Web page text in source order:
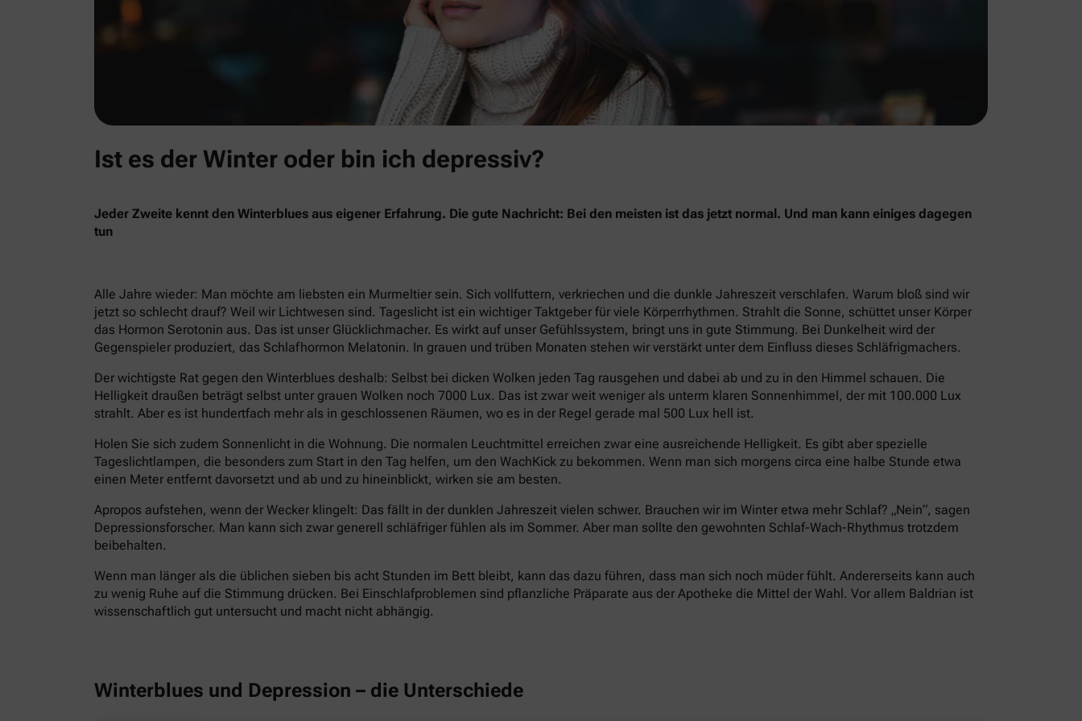
Ist es der Winter oder bin ich depressiv?
Jeder Zweite kennt den Winterblues aus eigener Erfahrung. Die gute Nachricht: Bei den meisten ist das jetzt normal. Und man kann einiges dagegen
tun
Alle Jahre wieder: Man möchte am liebsten ein Murmeltier sein. Sich vollfuttern, verkriechen und die dunkle Jahreszeit verschlafen. Warum bloß sind wir
jetzt so schlecht drauf? Weil wir Lichtwesen sind. Tageslicht ist ein wichtiger Taktgeber für viele Körperrhythmen. Strahlt die Sonne, schüttet unser Körper
das Hormon Serotonin aus. Das ist unser Glücklichmacher. Es wirkt auf unser Gefühlssystem, bringt uns in gute Stimmung. Bei Dunkelheit wird der
Gegenspieler produziert, das Schlafhormon Melatonin. In grauen und trüben Monaten stehen wir verstärkt unter dem Einfluss dieses Schläfrigmachers.
Der wichtigste Rat gegen den Winterblues deshalb: Selbst bei dicken Wolken jeden Tag rausgehen und dabei ab und zu in den Himmel schauen. Die
Helligkeit draußen beträgt selbst unter grauen Wolken noch 7000 Lux. Das ist zwar weit weniger als unterm klaren Sonnenhimmel, der mit 100.000 Lux
strahlt. Aber es ist hundertfach mehr als in geschlossenen Räumen, wo es in der Regel gerade mal 500 Lux hell ist.
Holen Sie sich zudem Sonnenlicht in die Wohnung. Die normalen Leuchtmittel erreichen zwar eine ausreichende Helligkeit. Es gibt aber spezielle
Tageslichtlampen, die besonders zum Start in den Tag helfen, um den WachKick zu bekommen. Wenn man sich morgens circa eine halbe Stunde etwa
einen Meter entfernt davorsetzt und ab und zu hineinblickt, wirken sie am besten.
Apropos aufstehen, wenn der Wecker klingelt: Das fällt in der dunklen Jahreszeit vielen schwer. Brauchen wir im Winter etwa mehr Schlaf? „Nein“, sagen
Depressionsforscher. Man kann sich zwar generell schläfriger fühlen als im Sommer. Aber man sollte den gewohnten Schlaf-Wach-Rhythmus trotzdem
beibehalten.
Wenn man länger als die üblichen sieben bis acht Stunden im Bett bleibt, kann das dazu führen, dass man sich noch müder fühlt. Andererseits kann auch
zu wenig Ruhe auf die Stimmung drücken. Bei Einschlafproblemen sind pflanzliche Präparate aus der Apotheke die Mittel der Wahl. Vor allem Baldrian ist
wissenschaftlich gut untersucht und macht nicht abhängig.
Winterblues und Depression – die Unterschiede